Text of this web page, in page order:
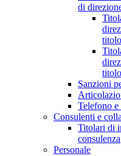
di
Sanzioni
Telefono e
Consulenti e
Titolari di
consulenza
Personale